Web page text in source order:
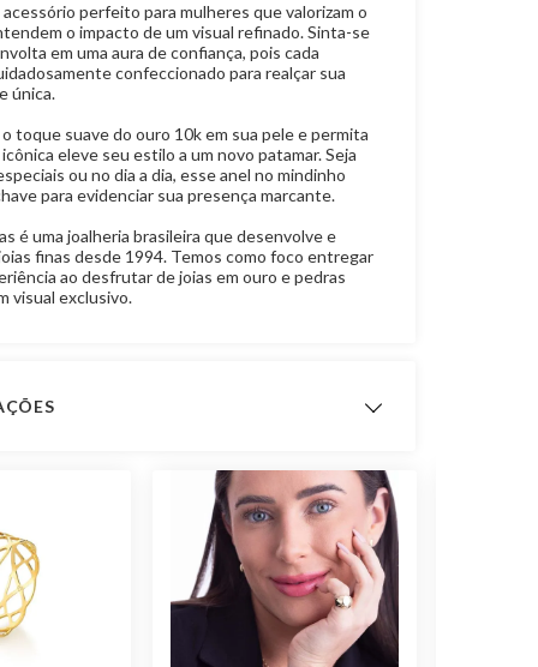
acessório perfeito para mulheres que valorizam o
o impacto de um visual refinado. Sinta-se
em uma aura de confiança, pois cada
confeccionado para realçar sua
única.
toque suave do ouro 10k em sua pele e permita
eleve seu estilo a um novo patamar. Seja
ou no dia a dia, esse anel no mindinho
para evidenciar sua presença marcante.
é uma joalheria brasileira que desenvolve e
finas desde 1994. Temos como foco entregar
ao desfrutar de joias em ouro e pedras
visual exclusivo.